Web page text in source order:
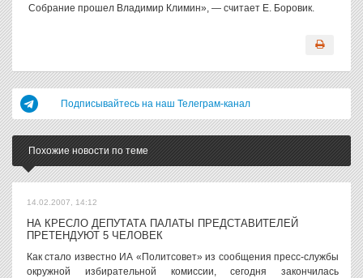
Собрание прошел Владимир Климин», — считает Е. Боровик.
Подписывайтесь на наш Телеграм-канал
Похожие новости по теме
14.02.2007, 14:12
НА КРЕСЛО ДЕПУТАТА ПАЛАТЫ ПРЕДСТАВИТЕЛЕЙ
ПРЕТЕНДУЮТ 5 ЧЕЛОВЕК
Как стало известно ИА «Политсовет» из сообщения пресс-службы
окружной избирательной комиссии, сегодня закончилась